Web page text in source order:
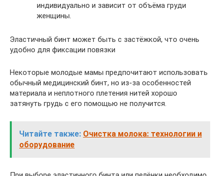
индивидуально и зависит от объёма груди
женщины.
Эластичный бинт может быть с застёжкой, что очень
удобно для фиксации повязки
Некоторые молодые мамы предпочитают использовать
обычный медицинский бинт, но из-за особенностей
материала и неплотного плетения нитей хорошо
затянуть грудь с его помощью не получится.
Читайте также: Очистка молока: технологии и
оборудование